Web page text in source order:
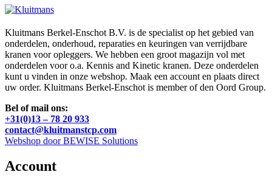
Kluitmans Berkel-Enschot B.V. is de specialist op het gebied van
onderdelen, onderhoud, reparaties en keuringen van verrijdbare
kranen voor opleggers. We hebben een groot magazijn vol met
onderdelen voor o.a. Kennis and Kinetic kranen. Deze onderdelen
kunt u vinden in onze webshop. Maak een account en plaats direct
uw order. Kluitmans Berkel-Enschot is member of den Oord Group.
Bel of mail ons:
+31(0)13 – 78 20 933
contact@kluitmanstcp.com
Webshop door BEWISE Solutions
Account